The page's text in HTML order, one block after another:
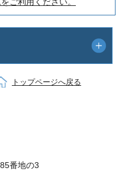
トップページへ戻る
番地の3